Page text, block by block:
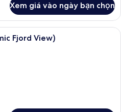
Xem giá vào ngày bạn chọn
Phòng Suite (Polar - Panoramic
Fjord View)